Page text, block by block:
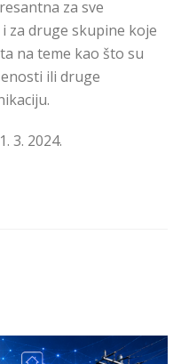
za sve
za druge skupine koje
na teme kao što su
ili druge
3. 2024.